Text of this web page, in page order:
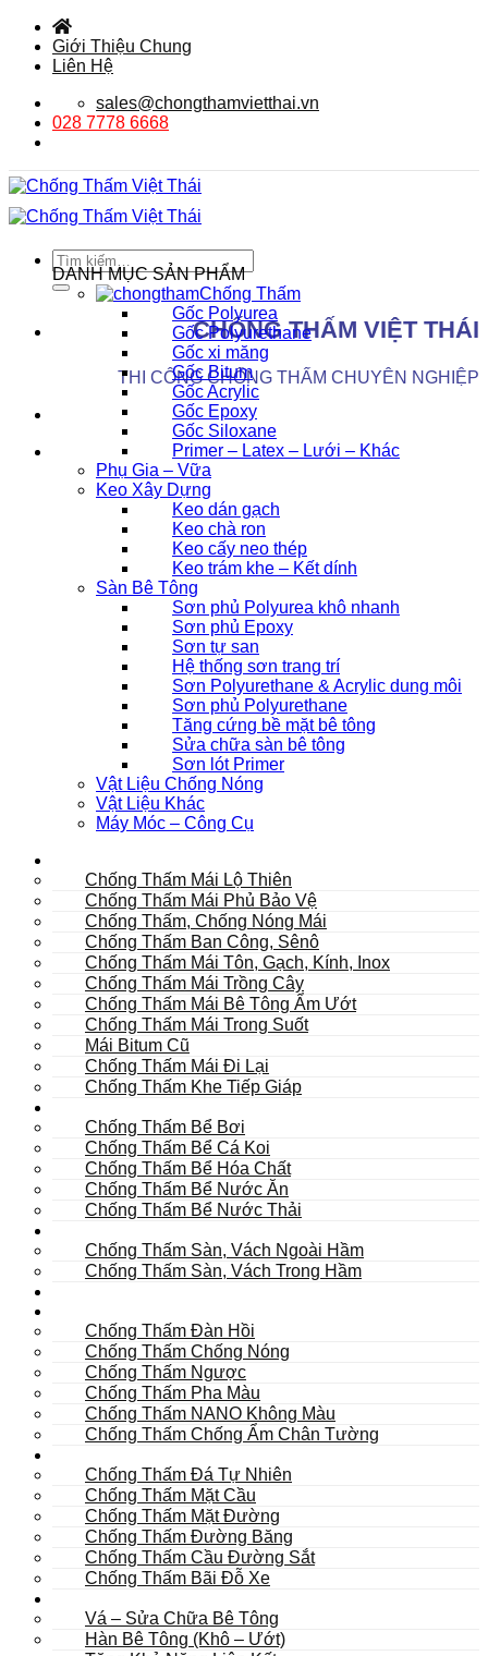
qua
Giới Thiệu Chung
Liên Hệ
sales@chongthamvietthai.vn
028 7778 6668
Tìm
kiếm:
CHỐNG THẤM VIỆT THÁI
THI CÔNG CHỐNG THẤM CHUYÊN NGHIỆP
DANH MỤC SẢN PHẨM
Chống Thấm
Gốc Polyurea
Gốc Polyurethane
Gốc xi măng
Gốc Bitum
Gốc Acrylic
Gốc Epoxy
Gốc Siloxane
Primer – Latex – Lưới – Khác
Phụ Gia – Vữa
Keo Xây Dựng
Keo dán gạch
Keo chà ron
Keo cấy neo thép
Keo trám khe – Kết dính
Sàn Bê Tông
Sơn phủ Polyurea khô nhanh
Sơn phủ Epoxy
Sơn tự san
Hệ thống sơn trang trí
Sơn Polyurethane & Acrylic dung môi
Sơn phủ Polyurethane
Tăng cứng bề mặt bê tông
Sửa chữa sàn bê tông
Sơn lót Primer
Vật Liệu Chống Nóng
Vật Liệu Khác
Máy Móc – Công Cụ
Chống Thấm Mái Lộ Thiên
Chống Thấm Mái Phủ Bảo Vệ
Chống Thấm, Chống Nóng Mái
Chống Thấm Ban Công, Sênô
Chống Thấm Mái Tôn, Gạch, Kính, Inox
Chống Thấm Mái Trồng Cây
Chống Thấm Mái Bê Tông Ẩm Ướt
Chống Thấm Mái Trong Suốt
Mái Bitum Cũ
Chống Thấm Mái Đi Lại
Chống Thấm Khe Tiếp Giáp
Chống Thấm Bể Bơi
Chống Thấm Bể Cá Koi
Chống Thấm Bể Hóa Chất
Chống Thấm Bể Nước Ăn
Chống Thấm Bể Nước Thải
Chống Thấm Sàn, Vách Ngoài Hầm
Chống Thấm Sàn, Vách Trong Hầm
Chống Thấm Đàn Hồi
Chống Thấm Chống Nóng
Chống Thấm Ngược
Chống Thấm Pha Màu
Chống Thấm NANO Không Màu
Chống Thấm Chống Ẩm Chân Tường
Chống Thấm Đá Tự Nhiên
Chống Thấm Mặt Cầu
Chống Thấm Mặt Đường
Chống Thấm Đường Băng
Chống Thấm Cầu Đường Sắt
Chống Thấm Bãi Đỗ Xe
Vá – Sửa Chữa Bê Tông
Hàn Bê Tông (Khô – Ướt)